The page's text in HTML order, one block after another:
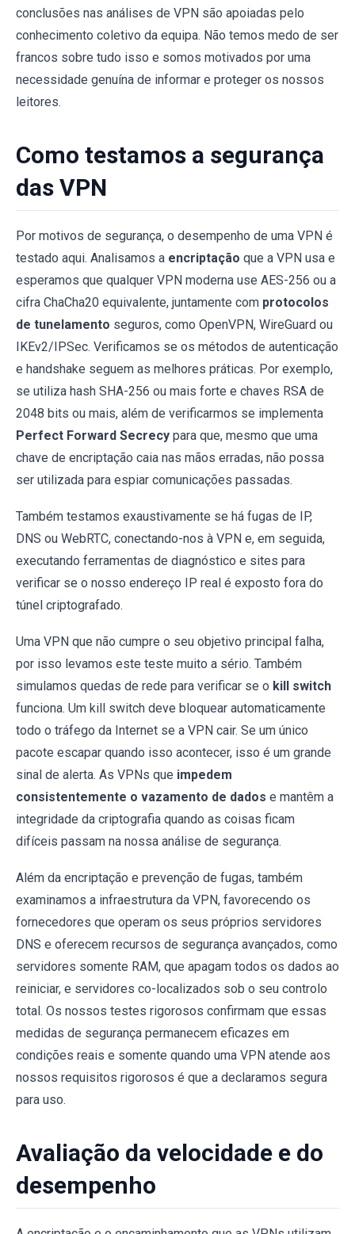
conclusões nas análises de VPN são apoiadas pelo
conhecimento coletivo da equipa. Não temos medo de ser
francos sobre tudo isso e somos motivados por uma
necessidade genuína de informar e proteger os nossos
leitores.
Como testamos a segurança
das VPN
Por motivos de segurança, o desempenho de uma VPN é
testado aqui. Analisamos a encriptação que a VPN usa e
esperamos que qualquer VPN moderna use AES-256 ou a
cifra ChaCha20 equivalente, juntamente com protocolos
de tunelamento seguros, como OpenVPN, WireGuard ou
IKEv2/IPSec. Verificamos se os métodos de autenticação
e handshake seguem as melhores práticas. Por exemplo,
se utiliza hash SHA-256 ou mais forte e chaves RSA de
2048 bits ou mais, além de verificarmos se implementa
Perfect Forward Secrecy para que, mesmo que uma
chave de encriptação caia nas mãos erradas, não possa
ser utilizada para espiar comunicações passadas.
Também testamos exaustivamente se há fugas de IP,
DNS ou WebRTC, conectando-nos à VPN e, em seguida,
executando ferramentas de diagnóstico e sites para
verificar se o nosso endereço IP real é exposto fora do
túnel criptografado.
Uma VPN que não cumpre o seu objetivo principal falha,
por isso levamos este teste muito a sério. Também
simulamos quedas de rede para verificar se o kill switch
funciona. Um kill switch deve bloquear automaticamente
todo o tráfego da Internet se a VPN cair. Se um único
pacote escapar quando isso acontecer, isso é um grande
sinal de alerta. As VPNs que impedem
consistentemente o vazamento de dados e mantêm a
integridade da criptografia quando as coisas ficam
difíceis passam na nossa análise de segurança.
Além da encriptação e prevenção de fugas, também
examinamos a infraestrutura da VPN, favorecendo os
fornecedores que operam os seus próprios servidores
DNS e oferecem recursos de segurança avançados, como
servidores somente RAM, que apagam todos os dados ao
reiniciar, e servidores co-localizados sob o seu controlo
total. Os nossos testes rigorosos confirmam que essas
medidas de segurança permanecem eficazes em
condições reais e somente quando uma VPN atende aos
nossos requisitos rigorosos é que a declaramos segura
para uso.
Avaliação da velocidade e do
desempenho